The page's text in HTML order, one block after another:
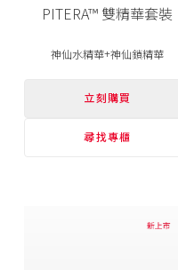
PITERA™ 雙精華套裝
神仙水精華+神仙鎖精華
立刻購買
尋找專櫃